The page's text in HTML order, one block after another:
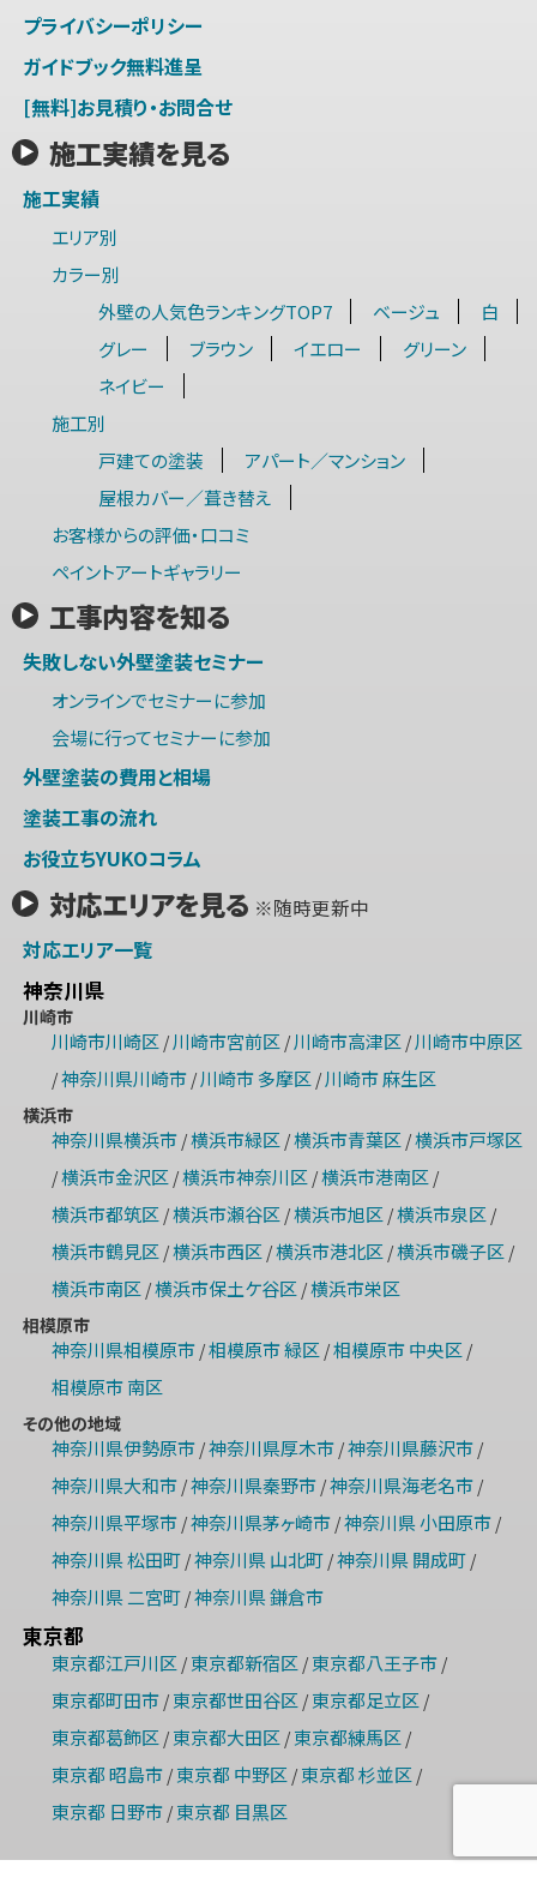
プライバシーポリシー
ガイドブック無料進呈
[無料]お見積り・お問合せ
施工実績を見る
施工実績
エリア別
カラー別
外壁の人気色ランキングTOP7
ベージュ
白
グレー
ブラウン イエロー
グリーン
ネイビー
施工別
戸建ての塗装
アパート／マンション
屋根カバー／葺き替え
お客様からの評価・口コミ
ペイントアートギャラリー
工事内容を知る
失敗しない外壁塗装セミナー
オンラインでセミナーに参加
会場に行ってセミナーに参加
外壁塗装の費用と相場
塗装工事の流れ
お役立ちYUKOコラム
対応エリアを見る ※随時更新中
対応エリア一覧
神奈川県
川崎市
川崎市川崎区 / 川崎市宮前区 / 川崎市高津区 / 川崎市中原区
/神奈川県川崎市/ 川崎市 多摩区 / 川崎市 麻生区
横浜市
神奈川県横浜市/横浜市緑区 /横浜市青葉区 /横浜市戸塚区
/横浜市金沢区 /横浜市神奈川区 /横浜市港南区 /
横浜市都筑区 /横浜市瀬谷区 /横浜市旭区 /横浜市泉区 /
横浜市鶴見区 /横浜市西区 /横浜市港北区 /横浜市磯子区 /
横浜市南区 /横浜市保土ケ谷区 /横浜市栄区
相模原市
神奈川県相模原市/相模原市 緑区 /相模原市 中央区 /
相模原市 南区
その他の地域
神奈川県伊勢原市/神奈川県厚木市/神奈川県藤沢市/
神奈川県大和市/神奈川県秦野市/神奈川県海老名市/
神奈川県平塚市/神奈川県茅ヶ崎市/神奈川県 小田原市/
神奈川県 松田町/神奈川県 山北町/神奈川県 開成町/
神奈川県 二宮町/神奈川県 鎌倉市
東京都
東京都江戸川区 / 東京都新宿区 / 東京都八王子市/
東京都町田市/ 東京都世田谷区 / 東京都足立区 /
東京都葛飾区 / 東京都大田区 / 東京都練馬区 /
東京都 昭島市/ 東京都 中野区 / 東京都 杉並区 /
東京都 日野市/ 東京都 目黒区